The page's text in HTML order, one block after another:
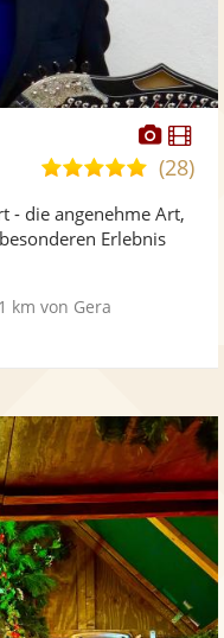
Fotos
5,0
5
(28)
- die angenehme Art,
Erlebnis
km von Gera